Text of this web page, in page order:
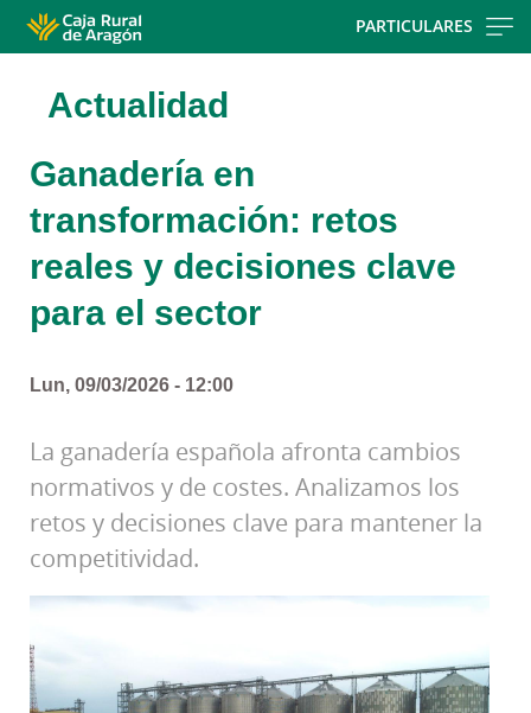
PARTICULARES
Actualidad
Ganadería en
transformación: retos
reales y decisiones clave
para el sector
Lun, 09/03/2026 - 12:00
La ganadería española afronta cambios
normativos y de costes. Analizamos los
retos y decisiones clave para mantener la
competitividad.